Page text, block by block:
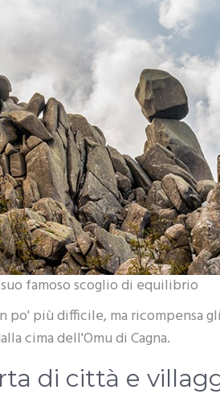
famoso scoglio di equilibrio
po' più difficile, ma ricompensa
cima dell'Omu di Cagna.
di città e